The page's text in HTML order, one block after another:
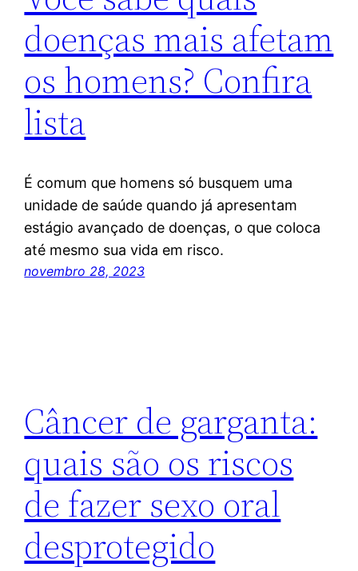
doenças mais afetam
os homens? Confira
lista
É comum que homens só busquem uma
unidade de saúde quando já apresentam
estágio avançado de doenças, o que coloca
até mesmo sua vida em risco.
novembro 28, 2023
Câncer de garganta:
quais são os riscos
de fazer sexo oral
desprotegido